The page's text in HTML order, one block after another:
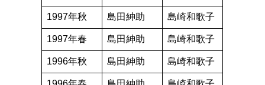
1997年秋 島田紳助 島崎和歌子
1997年春 島田紳助 島崎和歌子
1996年秋 島田紳助 島崎和歌子